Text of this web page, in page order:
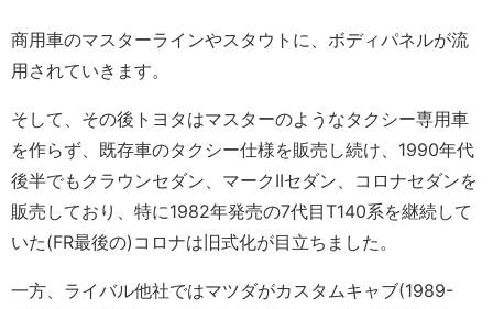
商用車のマスターラインやスタウトに、ボディパネルが流
用されていきます。
そして、その後トヨタはマスターのようなタクシー専用車
を作らず、既存車のタクシー仕様を販売し続け、1990年代
後半でもクラウンセダン、マークIIセダン、コロナセダンを
販売しており、特に1982年発売の7代目T140系を継続して
いた(FR最後の)コロナは旧式化が目立ちました。
一方、ライバル他社ではマツダがカスタムキャブ(1989-